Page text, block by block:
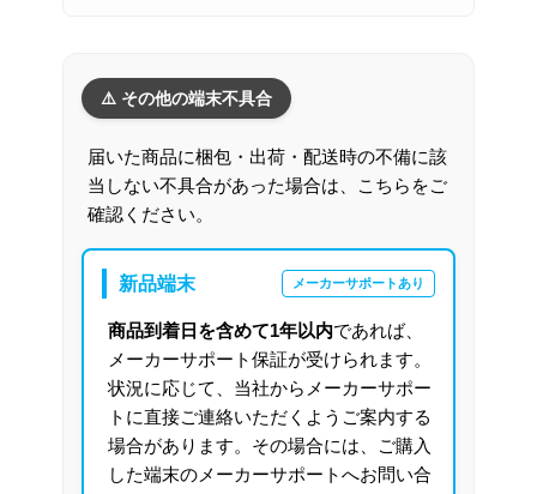
⚠️ その他の端末不具合
届いた商品に梱包・出荷・配送時の不備に該
当しない不具合があった場合は、こちらをご
確認ください。
新品端末 メーカーサポートあり
商品到着日を含めて1年以内であれば、
メーカーサポート保証が受けられます。
状況に応じて、当社からメーカーサポー
トに直接ご連絡いただくようご案内する
場合があります。その場合には、ご購入
した端末のメーカーサポートへお問い合